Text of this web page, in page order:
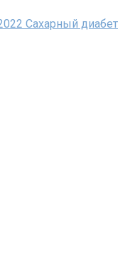
Сахарный диабет